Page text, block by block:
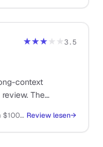
★★★★★3.5
context
The
Free tier limited; Pro $20/mo; Max from $100/mo; API pay-as-you-go Review lesen→